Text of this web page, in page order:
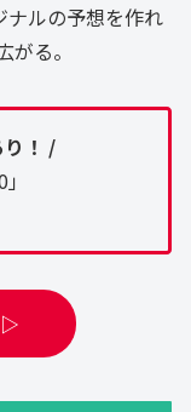
ナルの予想を作れ
る。
！ /
▷